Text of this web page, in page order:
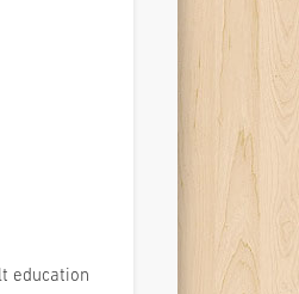
education